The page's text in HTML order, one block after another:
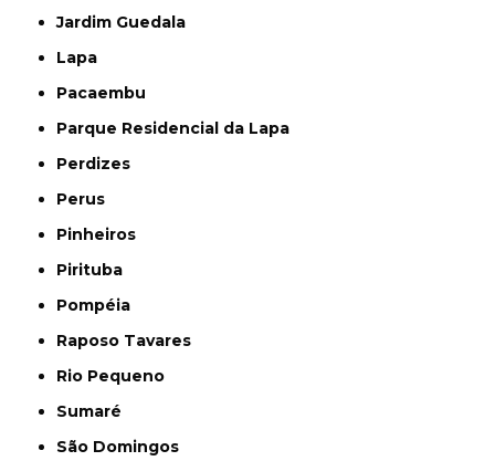
Jardim Guedala
Lapa
Pacaembu
Parque Residencial da Lapa
Perdizes
Perus
Pinheiros
Pirituba
Pompéia
Raposo Tavares
Rio Pequeno
Sumaré
São Domingos